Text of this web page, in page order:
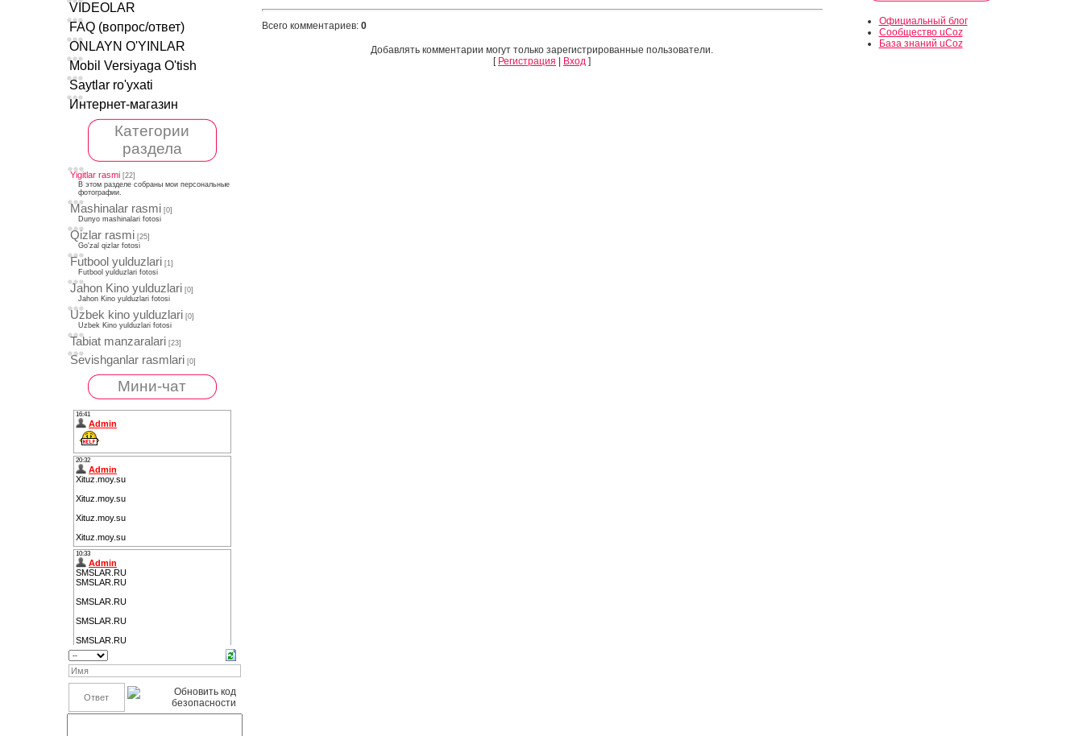
VIDEOLAR
FAQ (вопрос/ответ)
ОNLAYN O'YINLAR
Mobil Versiyaga O'tish
Saytlar ro'yxati
Интернет-магазин
Категории
раздела
Yigitlar rasmi [22]
В этом разделе собраны мои персональные
фотографии.
Mashinalar rasmi [0]
Dunyo mashinalari fotosi
Qizlar rasmi [25]
Go'zal qizlar fotosi
Futbool yulduzlari [1]
Futbool yulduzlari fotosi
Jahon Kino yulduzlari [0]
Jahon Kino yulduzlari fotosi
Uzbek kino yulduzlari [0]
Uzbek Kino yulduzlari fotosi
Tabiat manzaralari [23]
Sevishganlar rasmlari [0]
Мини-чат
Всего комментариев: 0
Добавлять комментарии могут только зарегистрированные пользователи.
[ Регистрация | Вход ]
Официальный блог
Сообщество uCoz
База знаний uCoz